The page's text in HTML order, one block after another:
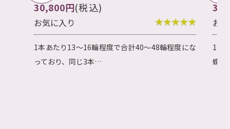
38,500円(税込)
お気に入り
1本当たり10～12輪程度×5本で約50～60輪の胡
蝶蘭5本立ち。大切…
お
洋
ン